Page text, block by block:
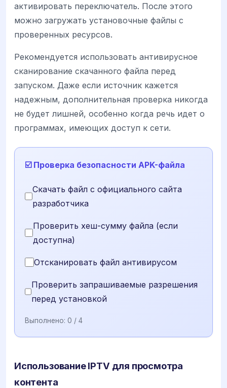
активировать переключатель. После этого
можно загружать установочные файлы с
проверенных ресурсов.
Рекомендуется использовать антивирусное
сканирование скачанного файла перед
запуском. Даже если источник кажется
надежным, дополнительная проверка никогда
не будет лишней, особенно когда речь идет о
программах, имеющих доступ к сети.
☑️ Проверка безопасности APK-файла
Скачать файл с официального сайта
разработчика
Проверить хеш-сумму файла (если
доступна)
Отсканировать файл антивирусом
Проверить запрашиваемые разрешения
перед установкой
Выполнено: 0 / 4
Использование IPTV для просмотра
контента